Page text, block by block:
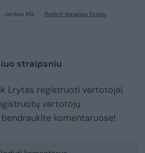
Jackas Ma Rodyti daugiau žymių
straipsniu
Lrytas registruoti vartotojai.
vartotojų
komentaruose!